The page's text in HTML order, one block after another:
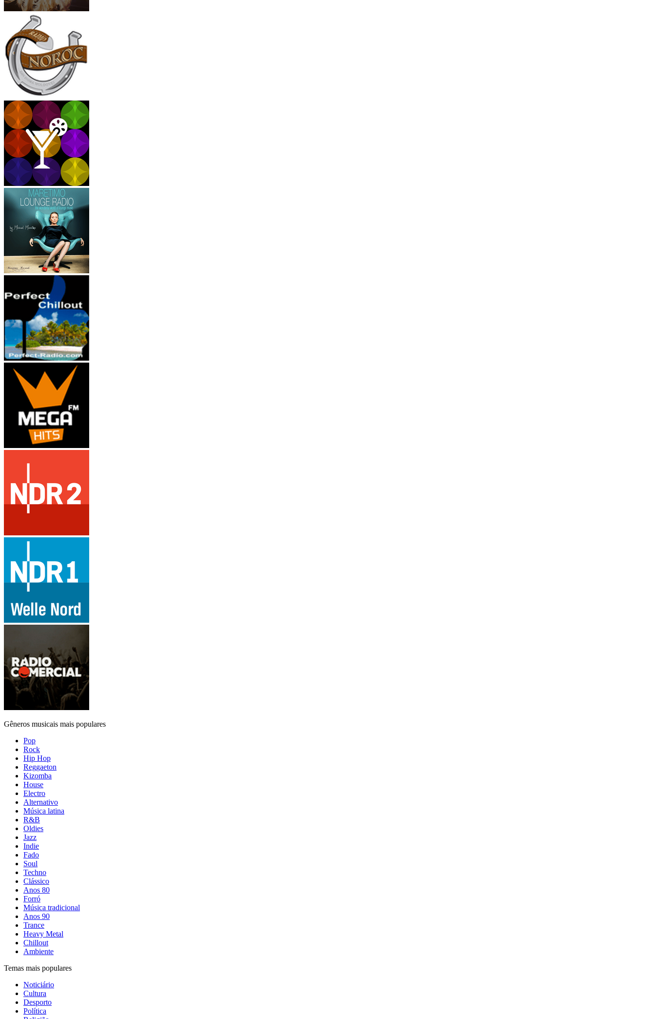
Gêneros musicais mais populares
Pop
Rock
Hip Hop
Reggaeton
Kizomba
House
Electro
Alternativo
Música latina
R&B
Oldies
Jazz
Indie
Fado
Soul
Techno
Clássico
Anos 80
Forró
Música tradicional
Anos 90
Trance
Heavy Metal
Chillout
Ambiente
Temas mais populares
Noticiário
Cultura
Desporto
Política